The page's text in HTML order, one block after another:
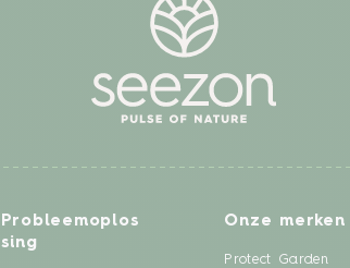
Probleemoplos
sing
Onze merken
Protect Garden